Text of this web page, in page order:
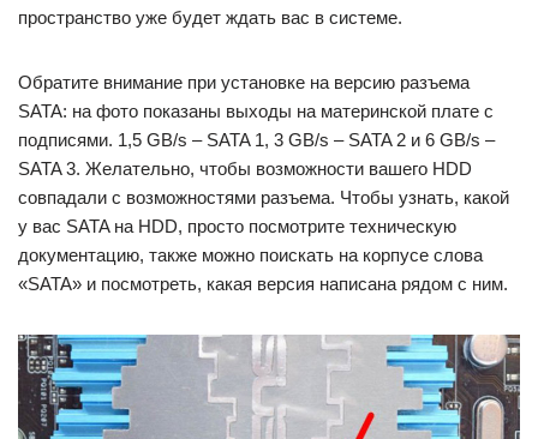
пространство уже будет ждать вас в системе.
Обратите внимание при установке на версию разъема
SATA: на фото показаны выходы на материнской плате с
подписями. 1,5 GB/s – SATA 1, 3 GB/s – SATA 2 и 6 GB/s –
SATA 3. Желательно, чтобы возможности вашего HDD
совпадали с возможностями разъема. Чтобы узнать, какой
у вас SATA на HDD, просто посмотрите техническую
документацию, также можно поискать на корпусе слова
«SATA» и посмотреть, какая версия написана рядом с ним.